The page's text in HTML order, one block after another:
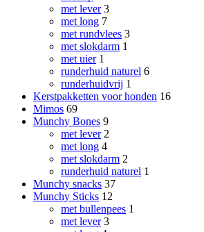
met lever 3
met long 7
met rundvlees 3
met slokdarm 1
met uier 1
runderhuid naturel 6
runderhuidvrij 1
Kerstpakketten voor honden 16
Mimos 69
Munchy Bones 9
met lever 2
met long 4
met slokdarm 2
runderhuid naturel 1
Munchy snacks 37
Munchy Sticks 12
met bullenpees 1
met lever 3